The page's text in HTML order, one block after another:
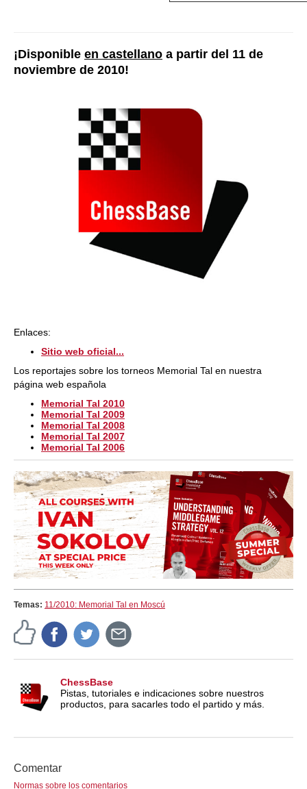
¡Disponible en castellano a partir del 11 de
noviembre de 2010!
Enlaces:
Sitio web oficial...
Los reportajes sobre los torneos Memorial Tal en nuestra
página web española
Memorial Tal 2010
Memorial Tal 2009
Memorial Tal 2008
Memorial Tal 2007
Memorial Tal 2006
Temas: 11/2010: Memorial Tal en Moscú
ChessBase
Pistas, tutoriales e indicaciones sobre nuestros
productos, para sacarles todo el partido y más.
Comentar
Normas sobre los comentarios